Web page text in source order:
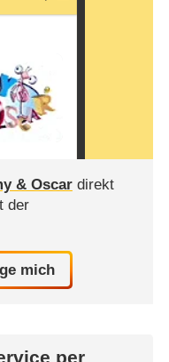
& Oscardirekt
der
mich